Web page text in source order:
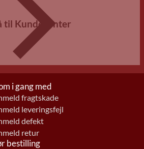
til Kundecenter
i gang med
fragtskade
leveringsfejl
defekt
retur
bestilling